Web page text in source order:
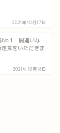
2021年10月17日
No.1 間違いな
食をいただきま
2021年10月16日